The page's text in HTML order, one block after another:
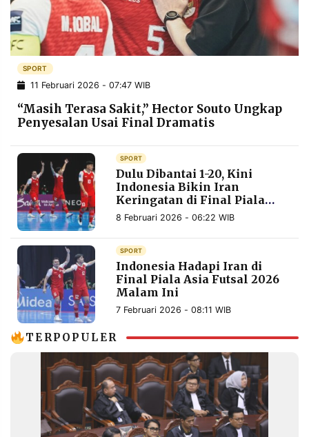
PRIVACY
POLICY
BERITA
WARGA
INFORMASI
IKLAN
KIRIM
PENGADUAN TERM
OF
SERVICE
IKUTI
KAMI
©
PT.
RESOLUSI
MEDIA
PRAMUDITA
SPORT
11 Februari 2026 - 07:47 WIB
“Masih Terasa Sakit,” Hector Souto Ungkap
Penyesalan Usai Final Dramatis
SPORT
Dulu Dibantai 1-20, Kini
Indonesia Bikin Iran
Keringatan di Final Piala
Asia Futsal
8 Februari 2026 - 06:22 WIB
SPORT
Indonesia Hadapi Iran di
Final Piala Asia Futsal 2026
Malam Ini
7 Februari 2026 - 08:11 WIB
TERPOPULER